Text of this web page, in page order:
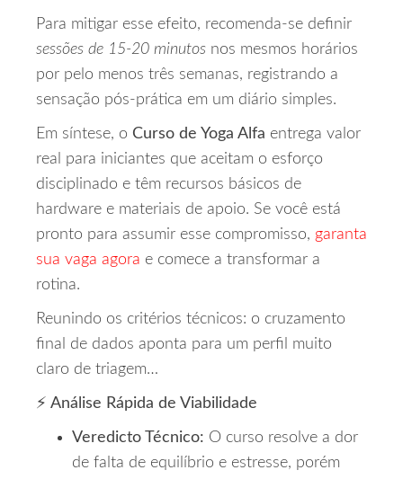
Para mitigar esse efeito, recomenda‑se definir
sessões de 15‑20 minutos nos mesmos horários
por pelo menos três semanas, registrando a
sensação pós‑prática em um diário simples.
Em síntese, o Curso de Yoga Alfa entrega valor
real para iniciantes que aceitam o esforço
disciplinado e têm recursos básicos de
hardware e materiais de apoio. Se você está
pronto para assumir esse compromisso, garanta
sua vaga agora e comece a transformar a
rotina.
Reunindo os critérios técnicos: o cruzamento
final de dados aponta para um perfil muito
claro de triagem…
⚡ Análise Rápida de Viabilidade
Veredicto Técnico: O curso resolve a dor
de falta de equilíbrio e estresse, porém